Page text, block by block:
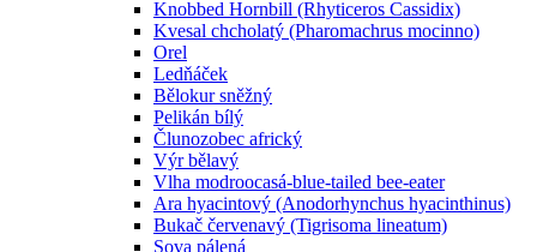
Knobbed Hornbill (Rhyticeros Cassidix)
Kvesal chcholatý (Pharomachrus mocinno)
Orel
Ledňáček
Bělokur sněžný
Pelikán bílý
Člunozobec africký
Výr bělavý
Vlha modroocasá-blue-tailed bee-eater
Ara hyacintový (Anodorhynchus hyacinthinus)
Bukač červenavý (Tigrisoma lineatum)
Sova pálená